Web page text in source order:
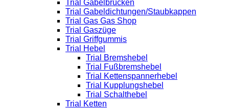
Trial Gabelbrücken
Trial Gabeldichtungen/Staubkappen
Trial Gas Gas Shop
Trial Gaszüge
Trial Griffgummis
Trial Hebel
Trial Bremshebel
Trial Fußbremshebel
Trial Kettenspannerhebel
Trial Kupplungshebel
Trial Schalthebel
Trial Ketten